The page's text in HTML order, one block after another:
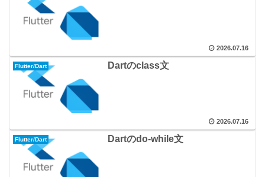
2026.07.16
Flutter/Dart Dartのclass文
2026.07.16
Flutter/Dart Dartのdo-while文